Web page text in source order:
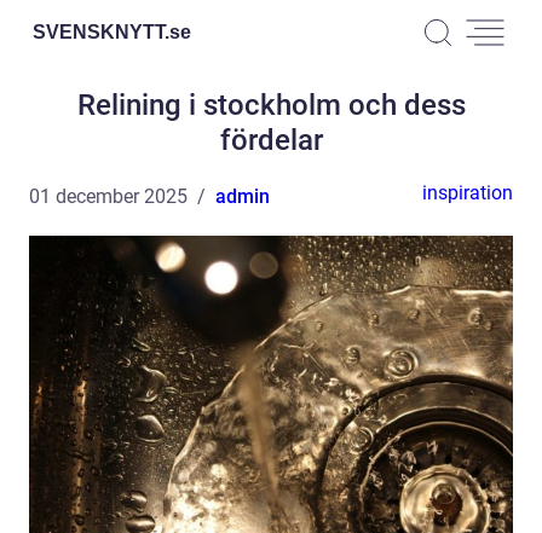
SVENSKNYTT.se
Relining i stockholm och dess
fördelar
01 december 2025 admin inspiration